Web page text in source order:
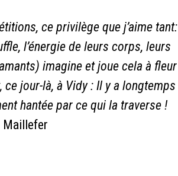
ce privilège que j’aime tant:
l’énergie de leurs corps, leurs
imagine et joue cela à fleur
jour-là, à Vidy : Il y a longtemps
hantée par ce qui la traverse !
Maillefer